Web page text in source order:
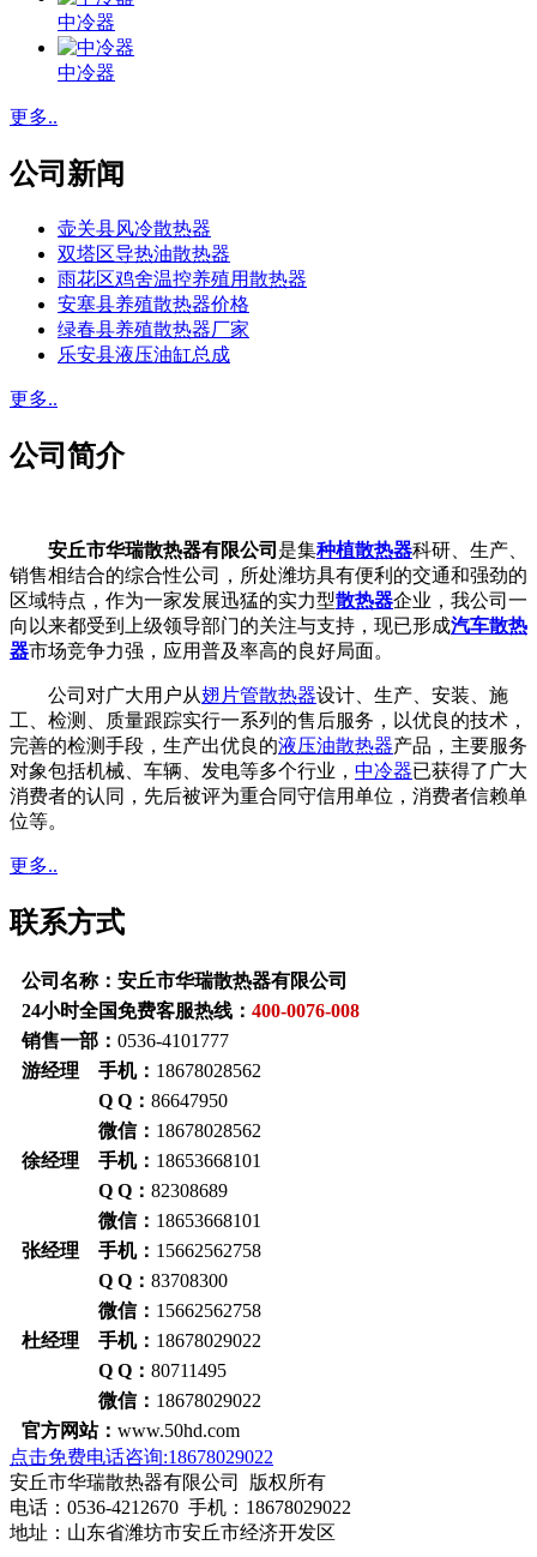
中冷器
中冷器
更多..
公司新闻
壶关县风冷散热器
双塔区导热油散热器
雨花区鸡舍温控养殖用散热器
安塞县养殖散热器价格
绿春县养殖散热器厂家
乐安县液压油缸总成
更多..
公司简介
安丘市华瑞散热器有限公司 是集种植散热器科研、生产、
销售相结合的综合性公司，所处潍坊具有便利的交通和强劲的
区域特点，作为一家发展迅猛的实力型散热器企业，我公司一
向以来都受到上级领导部门的关注与支持，现已形成汽车散热
器市场竞争力强，应用普及率高的良好局面。
公司对广大用户从翅片管散热器设计、生产、安装、施
工、检测、质量跟踪实行一系列的售后服务，以优良的技术，
完善的检测手段，生产出优良的液压油散热器产品，主要服务
对象包括机械、车辆、发电等多个行业， 中冷器已获得了广大
消费者的认同，先后被评为重合同守信用单位，消费者信赖单
位等。
更多..
联系方式
公司名称：安丘市华瑞散热器有限公司
24小时全国免费客服热线： 400-0076-008
销售一部： 0536-4101777
游经理 手机： 18678028562
Q Q： 86647950
微信： 18678028562
徐经理 手机： 18653668101
Q Q： 82308689
微信： 18653668101
张经理 手机： 15662562758
Q Q： 83708300
微信： 15662562758
杜经理 手机： 18678029022
Q Q： 80711495
微信： 18678029022
官方网站： www.50hd.com
点击免费电话咨询:18678029022
安丘市华瑞散热器有限公司 版权所有
电话：0536-4212670 手机：18678029022
地址：山东省潍坊市安丘市经济开发区